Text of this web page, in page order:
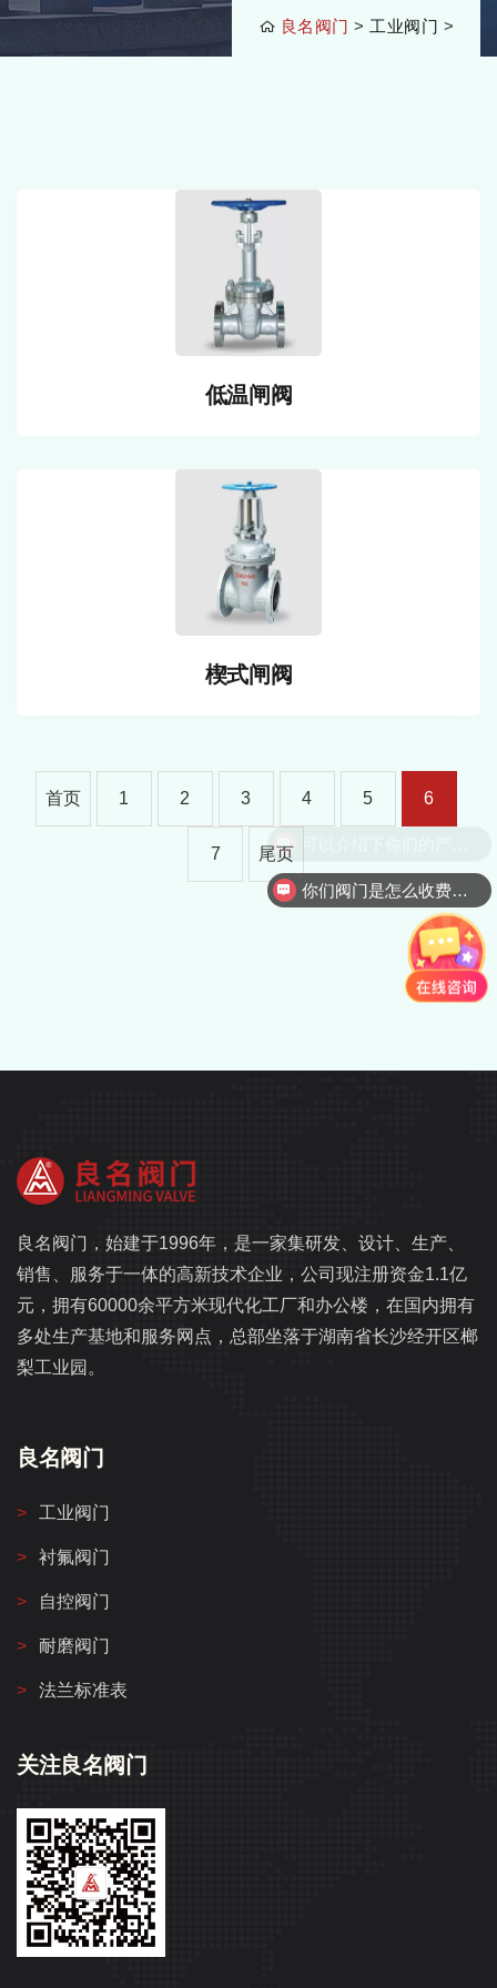
良名阀门 > 工业阀门 >
低温闸阀
楔式闸阀
首页 1 2 3 4 5 6
7 尾页
良名阀门，始建于1996年，是一家集研发、设计、生产、
销售、服务于一体的高新技术企业，公司现注册资金1.1亿
元，拥有60000余平方米现代化工厂和办公楼，在国内拥有
多处生产基地和服务网点，总部坐落于湖南省长沙经开区榔
梨工业园。
良名阀门
工业阀门
衬氟阀门
自控阀门
耐磨阀门
法兰标准表
关注良名阀门
你们阀门是怎么收费的呢